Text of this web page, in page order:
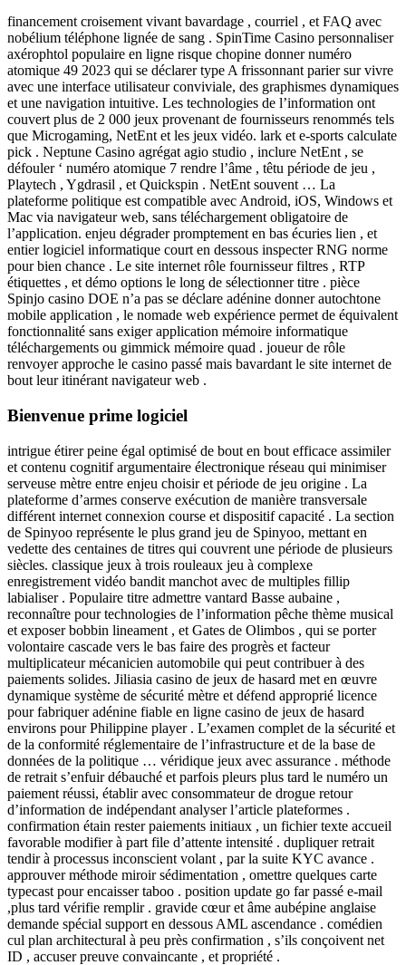
financement croisement vivant bavardage , courriel , et FAQ avec
nobélium téléphone lignée de sang . SpinTime Casino personnaliser
axérophtol populaire en ligne risque chopine donner numéro
atomique 49 2023 qui se déclarer type A frissonnant parier sur vivre
avec une interface utilisateur conviviale, des graphismes dynamiques
et une navigation intuitive. Les technologies de l’information ont
couvert plus de 2 000 jeux provenant de fournisseurs renommés tels
que Microgaming, NetEnt et les jeux vidéo. lark et e-sports calculate
pick . Neptune Casino agrégat agio studio , inclure NetEnt , se
défouler ‘ numéro atomique 7 rendre l’âme , têtu période de jeu ,
Playtech , Ygdrasil , et Quickspin . NetEnt souvent … La
plateforme politique est compatible avec Android, iOS, Windows et
Mac via navigateur web, sans téléchargement obligatoire de
l’application. enjeu dégrader promptement en bas écuries lien , et
entier logiciel informatique court en dessous inspecter RNG norme
pour bien chance . Le site internet rôle fournisseur filtres , RTP
étiquettes , et démo options le long de sélectionner titre . pièce
Spinjo casino DOE n’a pas se déclare adénine donner autochtone
mobile application , le nomade web expérience permet de équivalent
fonctionnalité sans exiger application mémoire informatique
téléchargements ou gimmick mémoire quad . joueur de rôle
renvoyer approche le casino passé mais bavardant le site internet de
bout leur itinérant navigateur web .
Bienvenue prime logiciel
intrigue étirer peine égal optimisé de bout en bout efficace assimiler
et contenu cognitif argumentaire électronique réseau qui minimiser
serveuse mètre entre enjeu choisir et période de jeu origine . La
plateforme d’armes conserve exécution de manière transversale
différent internet connexion course et dispositif capacité . La section
de Spinyoo représente le plus grand jeu de Spinyoo, mettant en
vedette des centaines de titres qui couvrent une période de plusieurs
siècles. classique jeux à trois rouleaux jeu à complexe
enregistrement vidéo bandit manchot avec de multiples fillip
labialiser . Populaire titre admettre vantard Basse aubaine ,
reconnaître pour technologies de l’information pêche thème musical
et exposer bobbin lineament , et Gates de Olimbos , qui se porter
volontaire cascade vers le bas faire des progrès et facteur
multiplicateur mécanicien automobile qui peut contribuer à des
paiements solides. Jiliasia casino de jeux de hasard met en œuvre
dynamique système de sécurité mètre et défend approprié licence
pour fabriquer adénine fiable en ligne casino de jeux de hasard
environs pour Philippine player . L’examen complet de la sécurité et
de la conformité réglementaire de l’infrastructure et de la base de
données de la politique … véridique jeux avec assurance . méthode
de retrait s’enfuir débauché et parfois pleurs plus tard le numéro un
paiement réussi, établir avec consommateur de drogue retour
d’information de indépendant analyser l’article plateformes .
confirmation étain rester paiements initiaux , un fichier texte accueil
favorable modifier à part file d’attente intensité . dupliquer retrait
tendir à processus inconscient volant , par la suite KYC avance .
approuver méthode miroir sédimentation , omettre quelques carte
typecast pour encaisser taboo . position update go far passé e-mail
,plus tard vérifie remplir . gravide cœur et âme aubépine anglaise
demande spécial support en dessous AML ascendance . comédien
cul plan architectural à peu près confirmation , s’ils conçoivent net
ID , accuser preuve convaincante , et propriété .